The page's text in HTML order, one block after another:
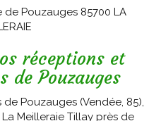
Pouzauges 85700 LA
réceptions et
de Pouzauges
Pouzauges (Vendée, 85),
Meilleraie Tillay près de